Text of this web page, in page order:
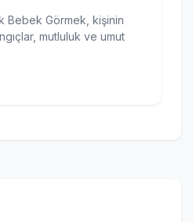
Bebek Görmek, kişinin
mutluluk ve umut